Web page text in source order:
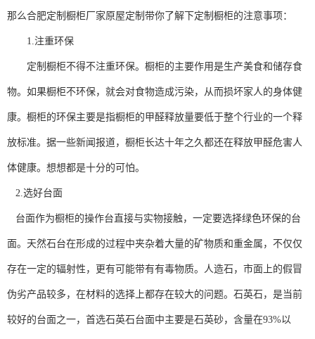
那么合肥定制橱柜厂家原屋定制带你了解下定制橱柜的注意事项：
1.注重环保
定制橱柜不得不注重环保。橱柜的主要作用是生产美食和储存食
物。如果橱柜不环保，就会对食物造成污染，从而损坏家人的身体健
康。橱柜的环保主要是指橱柜的甲醛释放量要低于整个行业的一个释
放标准。据一些新闻报道，橱柜长达十年之久都还在释放甲醛危害人
体健康。想想都是十分的可怕。
2.选好台面
台面作为橱柜的操作台直接与实物接触，一定要选择绿色环保的台
面。天然石台在形成的过程中夹杂着大量的矿物质和重金属，不仅仅
存在一定的辐射性，更有可能带有有毒物质。人造石，市面上的假冒
伪劣产品较多，在材料的选择上都存在较大的问题。石英石，是当前
较好的台面之一，首选石英石台面中主要是石英砂，含量在93%以